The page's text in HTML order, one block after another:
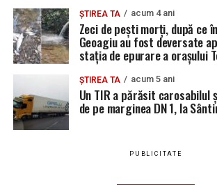
ȘTIREA TA acum 4 ani
Zeci de pești morți, după ce
Geoagiu au fost deversate
stația de epurare a orașului
ȘTIREA TA acum 5 ani
Un TIR a părăsit carosabilul
de pe marginea DN 1, la
PUBLICITATE